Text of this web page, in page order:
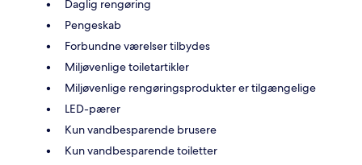
Daglig rengøring
Pengeskab
Forbundne værelser tilbydes
Miljøvenlige toiletartikler
Miljøvenlige rengøringsprodukter er tilgængelige
LED-pærer
Kun vandbesparende brusere
Kun vandbesparende toiletter